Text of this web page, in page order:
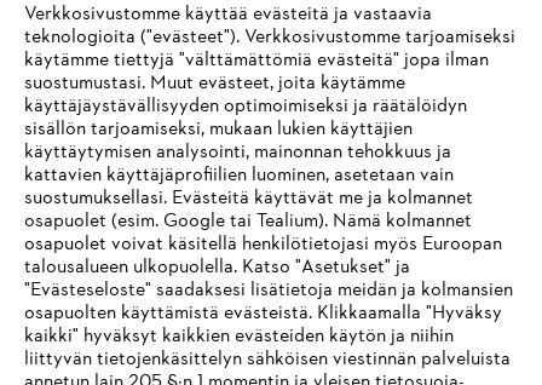
Akkuteknologia
Tietoa toimittajille
Tuotteet
Yhteystiedot
Ura
Ilmiantajajärjestelmä
Verkkosivustomme käyttää evästeitä ja vastaavia
teknologioita ("evästeet"). Verkkosivustomme tarjoamiseksi
käytämme tiettyjä "välttämättömiä evästeitä" jopa ilman
suostumustasi. Muut evästeet, joita käytämme
käyttäjäystävällisyyden optimoimiseksi ja räätälöidyn
sisällön tarjoamiseksi, mukaan lukien käyttäjien
käyttäytymisen analysointi, mainonnan tehokkuus ja
kattavien käyttäjäprofiilien luominen, asetetaan vain
suostumuksellasi. Evästeitä käyttävät me ja kolmannet
osapuolet (esim. Google tai Tealium). Nämä kolmannet
osapuolet voivat käsitellä henkilötietojasi myös Euroopan
talousalueen ulkopuolella. Katso "Asetukset" ja
"Evästeseloste" saadaksesi lisätietoja meidän ja kolmansien
osapuolten käyttämistä evästeistä. Klikkaamalla "Hyväksy
kaikki" hyväksyt kaikkien evästeiden käytön ja niihin
liittyvän tietojenkäsittelyn sähköisen viestinnän palveluista